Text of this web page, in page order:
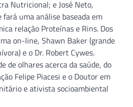
Nutricional; e José Neto,
uma análise baseada em
relação Proteínas e Rins. Dos
on-line, Shawn Baker (grande
e o Dr. Robert Cywes.
de olhares acerca da saúde, do
Felipe Piacesi e o Doutor em
e ativista socioambiental